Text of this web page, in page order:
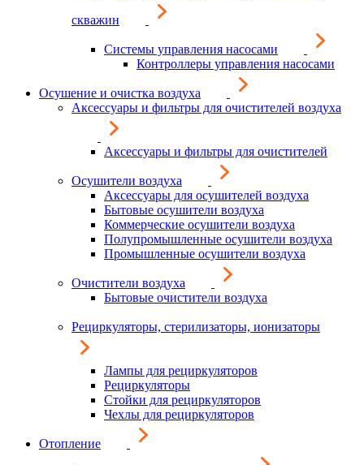
скважин
Системы управления насосами
Контроллеры управления насосами
Осушение и очистка воздуха
Аксессуары и фильтры для очистителей воздуха
Аксессуары и фильтры для очистителей
Осушители воздуха
Аксессуары для осушителей воздуха
Бытовые осушители воздуха
Коммерческие осушители воздуха
Полупромышленные осушители воздуха
Промышленные осушители воздуха
Очистители воздуха
Бытовые очистители воздуха
Рециркуляторы, стерилизаторы, ионизаторы
Лампы для рециркуляторов
Рециркуляторы
Стойки для рециркуляторов
Чехлы для рециркуляторов
Отопление